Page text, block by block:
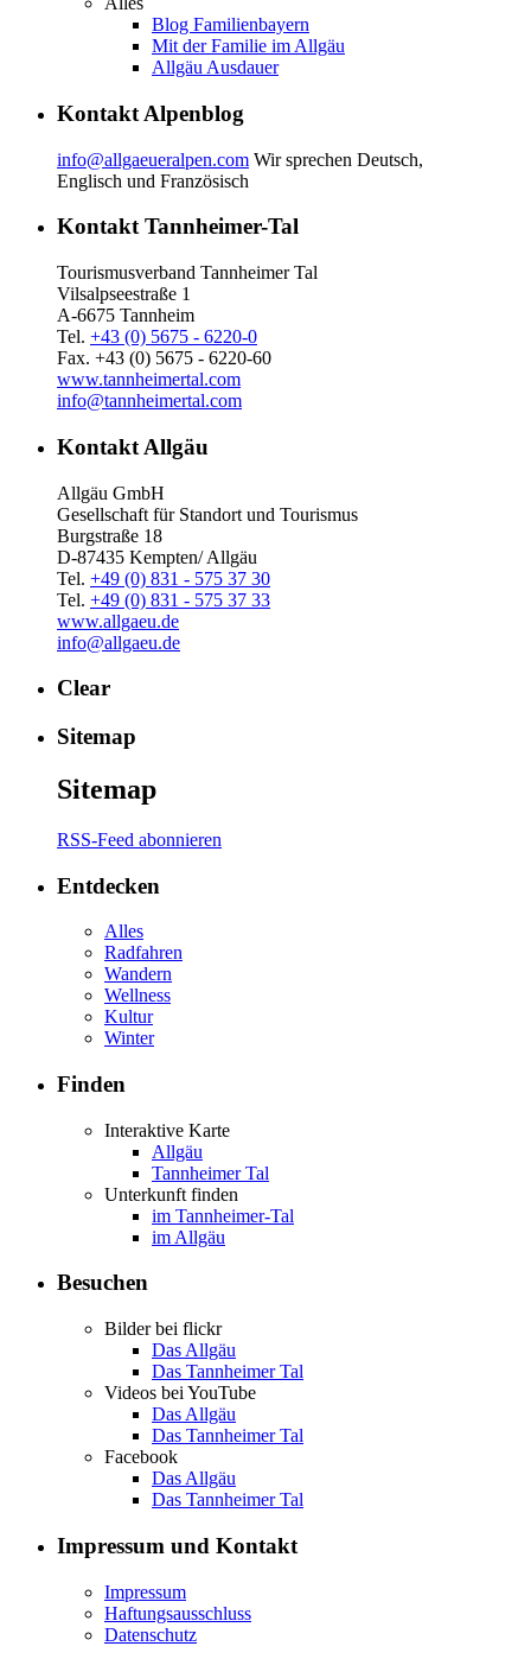
Blog Familienbayern
Mit der Familie im Allgäu
Allgäu Ausdauer
Kontakt Alpenblog
info@allgaeueralpen.com Wir sprechen Deutsch,
Englisch und Französisch
Kontakt Tannheimer-Tal
Tourismusverband Tannheimer Tal
Vilsalpseestraße 1
A-6675 Tannheim
Tel. +43 (0) 5675 - 6220-0
Fax. +43 (0) 5675 - 6220-60
www.tannheimertal.com
info@tannheimertal.com
Kontakt Allgäu
Allgäu GmbH
Gesellschaft für Standort und Tourismus
Burgstraße 18
D-87435 Kempten/ Allgäu
Tel. +49 (0) 831 - 575 37 30
Tel. +49 (0) 831 - 575 37 33
www.allgaeu.de
info@allgaeu.de
Clear
Sitemap
Sitemap
RSS-Feed abonnieren
Entdecken
Alles
Radfahren
Wandern
Wellness
Kultur
Winter
Finden
Interaktive Karte
Allgäu
Tannheimer Tal
Unterkunft finden
im Tannheimer-Tal
im Allgäu
Besuchen
Bilder bei flickr
Das Allgäu
Das Tannheimer Tal
Videos bei YouTube
Das Allgäu
Das Tannheimer Tal
Facebook
Das Allgäu
Das Tannheimer Tal
Impressum und Kontakt
Impressum
Haftungsausschluss
Datenschutz